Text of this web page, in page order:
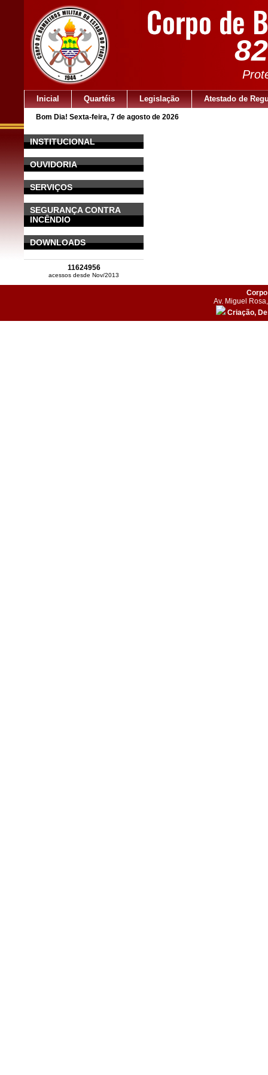
Inicial Quartéis Legislação Atestado de
Bom Dia! Sexta-feira, 7 de agosto de 2026
INSTITUCIONAL
OUVIDORIA
SERVIÇOS
SEGURANÇA CONTRA
INCÊNDIO
DOWNLOADS
11624956
acessos desde Nov/2013
Av. Miguel
Criação,